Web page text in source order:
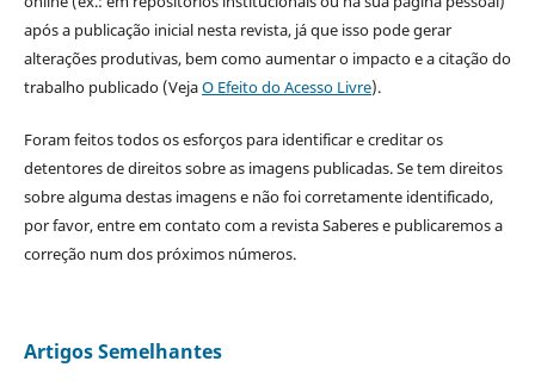
após a publicação inicial nesta revista, já que isso pode gerar
alterações produtivas, bem como aumentar o impacto e a citação do
trabalho publicado (VejaO Efeito do Acesso Livre).
Foram feitos todos os esforços para identificar e creditar os
detentores de direitos sobre as imagens publicadas. Se tem direitos
sobre alguma destas imagens e não foi corretamente identificado,
por favor, entre em contato com a revista Saberes e publicaremos a
correção num dos próximos números.
Artigos Semelhantes